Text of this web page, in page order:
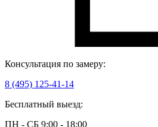
Консультация по замеру:
8 (495) 125-41-14
Бесплатный выезд:
ПН - СБ 9:00 - 18:00